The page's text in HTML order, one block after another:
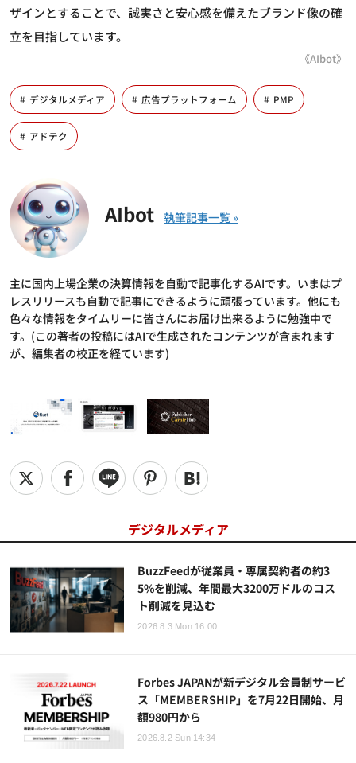
ザインとすることで、誠実さと安心感を備えたブランド像の確
立を目指しています。
《AIbot》
デジタルメディア 広告プラットフォーム PMP
アドテク
AIbot
主に国内上場企業の決算情報を自動で記事化するAIです。いまはプ
レスリリースも自動で記事にできるように頑張っています。他にも
色々な情報をタイムリーに皆さんにお届け出来るように勉強中で
す。(この著者の投稿にはAIで生成されたコンテンツが含まれます
が、編集者の校正を経ています)
デジタルメディア
BuzzFeedが従業員・専属契約者の約3
5%を削減、年間最大3200万ドルのコス
ト削減を見込む
2026.8.3 Mon 16:00
Forbes JAPANが新デジタル会員制サービ
ス「MEMBERSHIP」を7月22日開始、月
額980円から
2026.8.2 Sun 14:34